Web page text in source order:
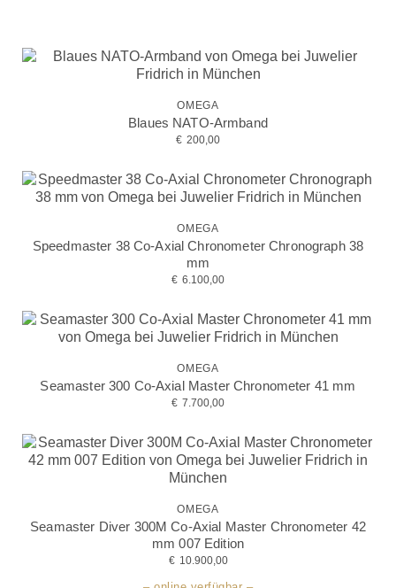
OMEGA
Blaues NATO-Armband
€ 200,00
OMEGA
Speedmaster 38 Co-Axial Chronometer Chronograph 38
mm
€ 6.100,00
OMEGA
Seamaster 300 Co-Axial Master Chronometer 41 mm
€ 7.700,00
OMEGA
Seamaster Diver 300M Co-Axial Master Chronometer 42
mm 007 Edition
€ 10.900,00